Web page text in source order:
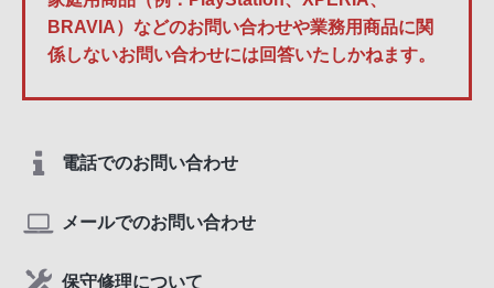
BRAVIA）などのお問い合わせや業務用商品に関
係しないお問い合わせには回答いたしかねます。
電話でのお問い合わせ
メールでのお問い合わせ
保守修理について